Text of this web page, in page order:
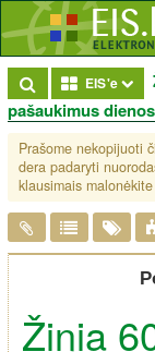
EIS'e
pašaukimus
Prašome nekopijuoti
dera padaryti
klausimais
Žinia